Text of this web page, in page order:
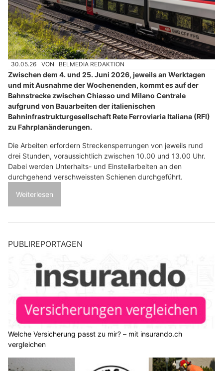
30.05.26 VON BELMEDIA REDAKTION
Zwischen dem 4. und 25. Juni 2026, jeweils an Werktagen
und mit Ausnahme der Wochenenden, kommt es auf der
Bahnstrecke zwischen Chiasso und Milano Centrale
aufgrund von Bauarbeiten der italienischen
Bahninfrastrukturgesellschaft Rete Ferroviaria Italiana (RFI)
zu Fahrplanänderungen.
Die Arbeiten erfordern Streckensperrungen von jeweils rund
drei Stunden, voraussichtlich zwischen 10.00 und 13.00 Uhr.
Dabei werden Unterhalts- und Einstellarbeiten an den
durchgehend verschweissten Schienen durchgeführt.
Weiterlesen
PUBLIREPORTAGEN
Welche Versicherung passt zu mir? – mit insurando.ch
vergleichen